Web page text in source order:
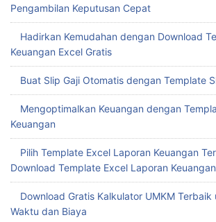
Pengambilan Keputusan Cepat
Hadirkan Kemudahan dengan Download
Keuangan Excel Gratis
Buat Slip Gaji Otomatis dengan Template
Mengoptimalkan Keuangan dengan
Keuangan
Pilih Template Excel Laporan Keuangan
Download Template Excel Laporan Keuangan
Download Gratis Kalkulator UMKM
Waktu dan Biaya